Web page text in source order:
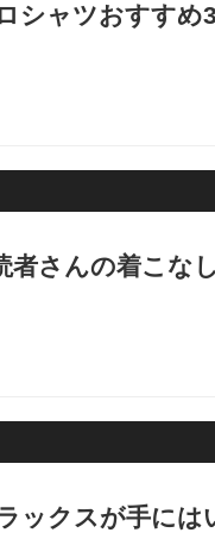
シャツおすすめ
者さんの着こな
ックスが手には